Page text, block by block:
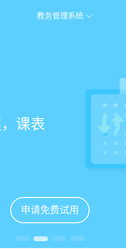
教务管理系统
申请免费试用
课表
申请免费试用
动统
申请免费试用
互动
申请免费试用